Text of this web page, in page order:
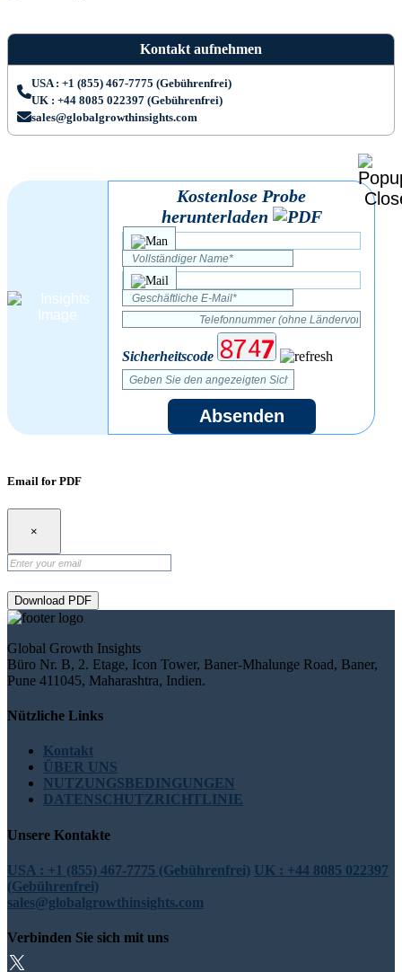
Kontakt aufnehmen
USA : +1 (855) 467-7775 (Gebührenfrei)
UK : +44 8085 022397 (Gebührenfrei)
sales@globalgrowthinsights.com
Kostenlose Probe
herunterladen
Sicherheitscode
Absenden
Email for PDF
×
Download PDF
Global Growth Insights
Büro Nr. B, 2. Etage, Icon Tower, Baner-Mhalunge Road, Baner,
Pune 411045, Maharashtra, Indien.
Nützliche Links
Kontakt
ÜBER UNS
NUTZUNGSBEDINGUNGEN
DATENSCHUTZRICHTLINIE
Unsere Kontakte
USA : +1 (855) 467-7775 (Gebührenfrei) UK : +44 8085 022397
(Gebührenfrei)
sales@globalgrowthinsights.com
Verbinden Sie sich mit uns